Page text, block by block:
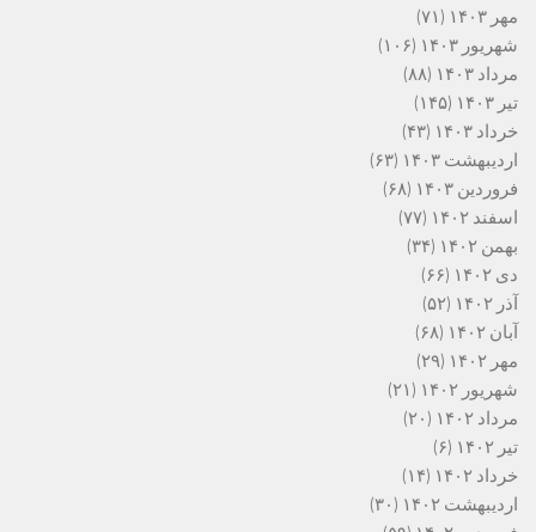
مهر ۱۴۰۳
(۷۱)
شهریور ۱۴۰۳
(۱۰۶)
مرداد ۱۴۰۳
(۸۸)
تیر ۱۴۰۳
(۱۴۵)
خرداد ۱۴۰۳
(۴۳)
اردیبهشت ۱۴۰۳
(۶۳)
فروردین ۱۴۰۳
(۶۸)
اسفند ۱۴۰۲
(۷۷)
بهمن ۱۴۰۲
(۳۴)
دی ۱۴۰۲
(۶۶)
آذر ۱۴۰۲
(۵۲)
آبان ۱۴۰۲
(۶۸)
مهر ۱۴۰۲
(۲۹)
شهریور ۱۴۰۲
(۲۱)
مرداد ۱۴۰۲
(۲۰)
تیر ۱۴۰۲
(۶)
خرداد ۱۴۰۲
(۱۴)
اردیبهشت ۱۴۰۲
(۳۰)